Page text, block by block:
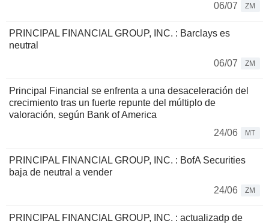
06/07
ZM
PRINCIPAL FINANCIAL GROUP, INC. : Barclays es
neutral
06/07
ZM
Principal Financial se enfrenta a una desaceleración del
crecimiento tras un fuerte repunte del múltiplo de
valoración, según Bank of America
24/06
MT
PRINCIPAL FINANCIAL GROUP, INC. : BofA Securities
baja de neutral a vender
24/06
ZM
PRINCIPAL FINANCIAL GROUP, INC. : actualizadp de